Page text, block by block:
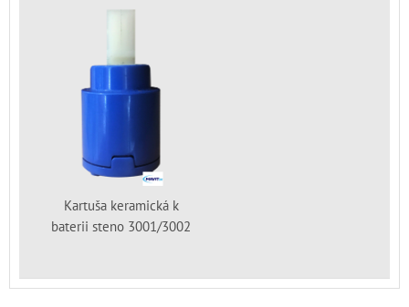
Kartuša keramická k
baterii steno 3001/3002